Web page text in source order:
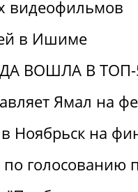
видеофильмов
в Ишиме
ВОШЛА В ТОП-
Ямал на
Ноябрьск на
голосованию